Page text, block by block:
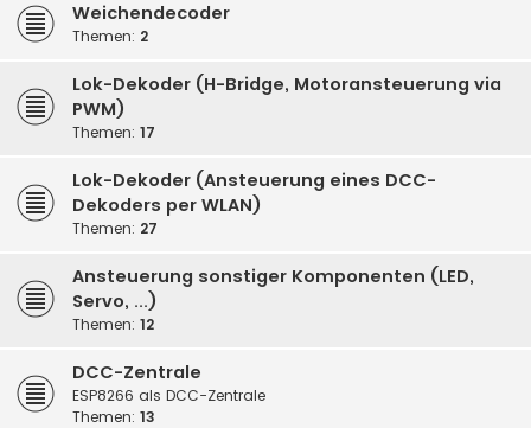
Weichendecoder
Themen: 2
Lok-Dekoder (H-Bridge, Motoransteuerung via
PWM)
Themen: 17
Lok-Dekoder (Ansteuerung eines DCC-
Dekoders per WLAN)
Themen: 27
Ansteuerung sonstiger Komponenten (LED,
Servo, ...)
Themen: 12
DCC-Zentrale
ESP8266 als DCC-Zentrale
Themen: 13